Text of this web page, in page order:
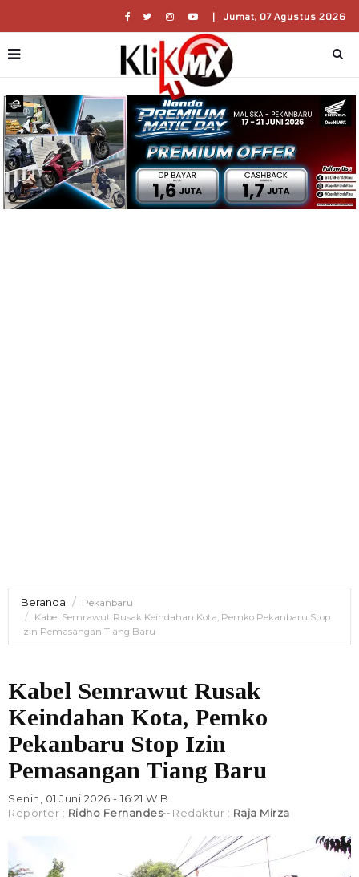
| Jumat, 07 Agustus 2026
Beranda
Pekanbaru
Kabel Semrawut Rusak Keindahan Kota, Pemko Pekanbaru Stop
Izin Pemasangan Tiang Baru
Kabel Semrawut Rusak
Keindahan Kota, Pemko
Pekanbaru Stop Izin
Pemasangan Tiang Baru
Senin, 01 Juni 2026 - 16:21 WIB
Reporter : Ridho Fernandes Redaktur : Raja Mirza